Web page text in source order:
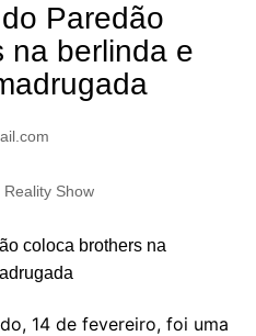
Paredão
na berlinda e
Reality Show
14 de fevereiro, foi uma